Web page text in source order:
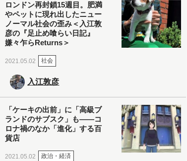
ロンドン再封鎖15週目。肥満
やペットに現れ出したニュー
ノーマル社会の歪み＜入江敦
彦の『足止め喰らい日記』
嫌々乍らReturns＞
2021.05.02 社会
入江敦彦
「ケーキの出前」に「高級ブ
ランドのサブスク」も――コ
ロナ禍のなか「進化」する百
貨店
2021.05.02 政治・経済